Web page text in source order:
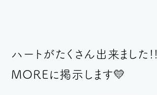
ハートがたくさん出来ました!!
MOREに掲示します💛